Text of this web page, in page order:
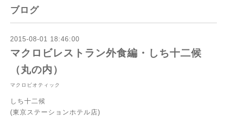
ブログ
2015-08-01 18:46:00
マクロビレストラン外食編・しち十二候
（丸の内）
マクロビオティック
しち十二候
(東京ステーションホテル店)